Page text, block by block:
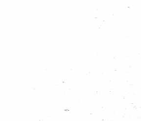
uitgedaagd zich persoonlijk te ontwikkelen.